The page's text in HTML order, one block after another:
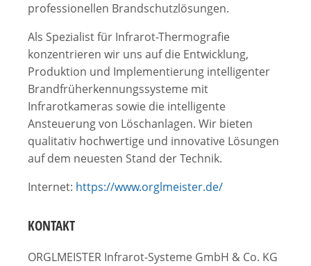
professionellen Brandschutzlösungen.
Als Spezialist für Infrarot-Thermografie
konzentrieren wir uns auf die Entwicklung,
Produktion und Implementierung intelligenter
Brandfrüherkennungssysteme mit
Infrarotkameras sowie die intelligente
Ansteuerung von Löschanlagen. Wir bieten
qualitativ hochwertige und innovative Lösungen
auf dem neuesten Stand der Technik.
Internet: https://www.orglmeister.de/
KONTAKT
ORGLMEISTER Infrarot-Systeme GmbH & Co. KG